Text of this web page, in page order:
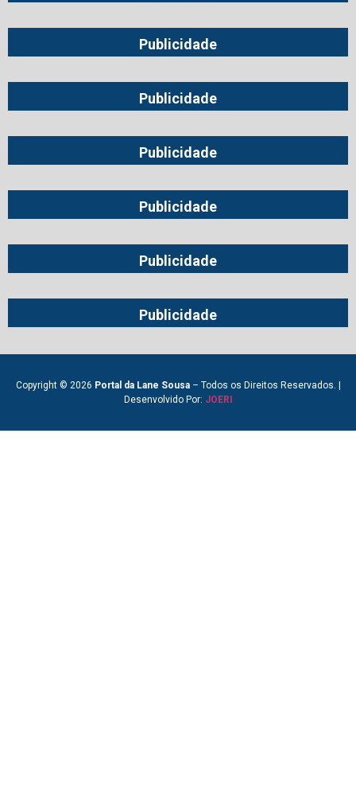
Publicidade
Publicidade
Publicidade
Publicidade
Publicidade
Publicidade
Copyright © 2026 Portal da Lane Sousa– Todos os Direitos Reservados. |
Desenvolvido Por: JOERI